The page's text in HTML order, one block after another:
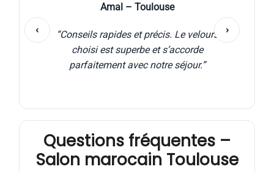
‹
Amal – Toulouse
“Conseils rapides et précis. Le velours
choisi est superbe et s’accorde
parfaitement avec notre séjour.”
›
Questions fréquentes –
Salon marocain Toulouse